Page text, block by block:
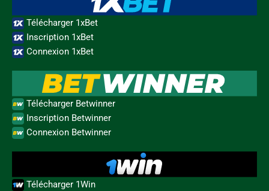
Télécharger 1xBet
Inscription 1xBet
Connexion 1xBet
Télécharger Betwinner
Inscription Betwinner
Connexion Betwinner
Télécharger 1Win